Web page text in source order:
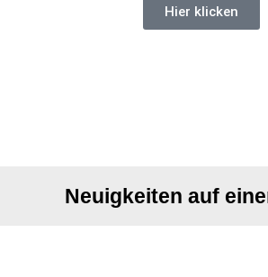
Hier klicken
Neuigkeiten auf